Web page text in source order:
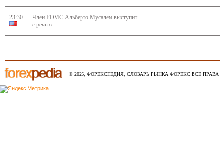
23:30
Член FOMC Альберто Мусалем выступит
с речью
© 2026, ФОРЕКСПЕДИЯ, СЛОВАРЬ РЫНКА ФОРЕКС ВСЕ